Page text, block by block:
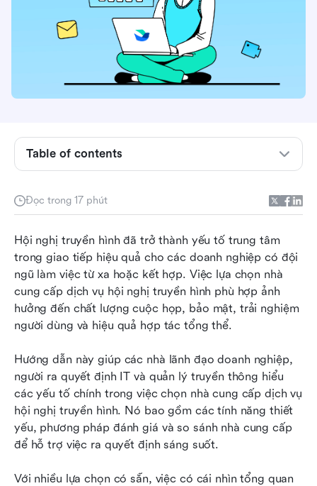
Đọc trong 17 phút
Hội nghị truyền hình đã trở thành yếu tố trung tâm
trong giao tiếp hiệu quả cho các doanh nghiệp có đội
ngũ làm việc từ xa hoặc kết hợp. Việc lựa chọn nhà
cung cấp dịch vụ hội nghị truyền hình phù hợp ảnh
hưởng đến chất lượng cuộc họp, bảo mật, trải nghiệm
người dùng và hiệu quả hợp tác tổng thể.
Hướng dẫn này giúp các nhà lãnh đạo doanh nghiệp,
người ra quyết định IT và quản lý truyền thông hiểu
các yếu tố chính trong việc chọn nhà cung cấp dịch vụ
hội nghị truyền hình. Nó bao gồm các tính năng thiết
yếu, phương pháp đánh giá và so sánh nhà cung cấp
để hỗ trợ việc ra quyết định sáng suốt.
Với nhiều lựa chọn có sẵn, việc có cái nhìn tổng quan
Table of contents
cấp hội nghị truyền hình như thế nào
tảng hội nghị truyền hình
Top 10 nhà cung cấp hội nghị truyền hình:
Tổng quan
4 nhà cung cấp phần cứng để nâng cao trải
nghiệm hội nghị truyền hình của bạn
Những câu hỏi thường gặp
Kết luận: Tại sao Lark nổi bật giữa các nhà cung
cấp hội nghị truyền hình
Đọc thêm